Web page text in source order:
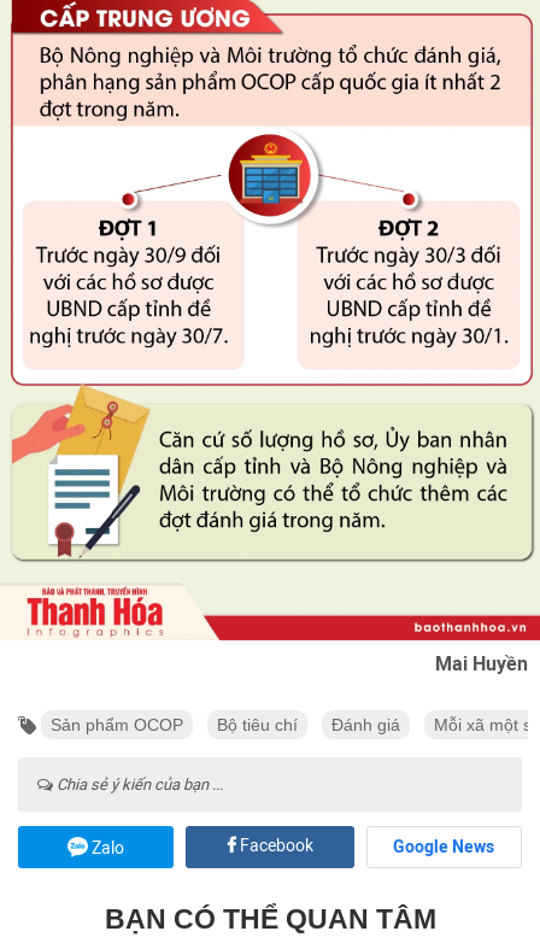
Mai Huyền
Sản phẩm OCOP Bộ tiêu chí Đánh giá Mỗi xã một
Chia sẻ ý kiến của bạn ...
Zalo Facebook Google News
BẠN CÓ THỂ QUAN TÂM